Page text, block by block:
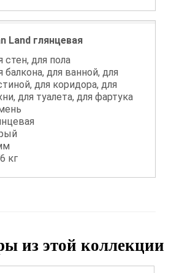
Land глянцевая
стен, для пола
балкона, для ванной, для
для коридора, для
для туалета, для фартука
кг
из этой коллекции